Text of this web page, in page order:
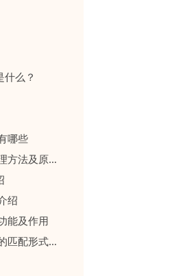
么？
哪些
音响不响了什么原因 音响不响了处理方法及原因介绍
绍
能及作用
功放机如何跟音箱匹配 功放与音箱的匹配形式有哪些